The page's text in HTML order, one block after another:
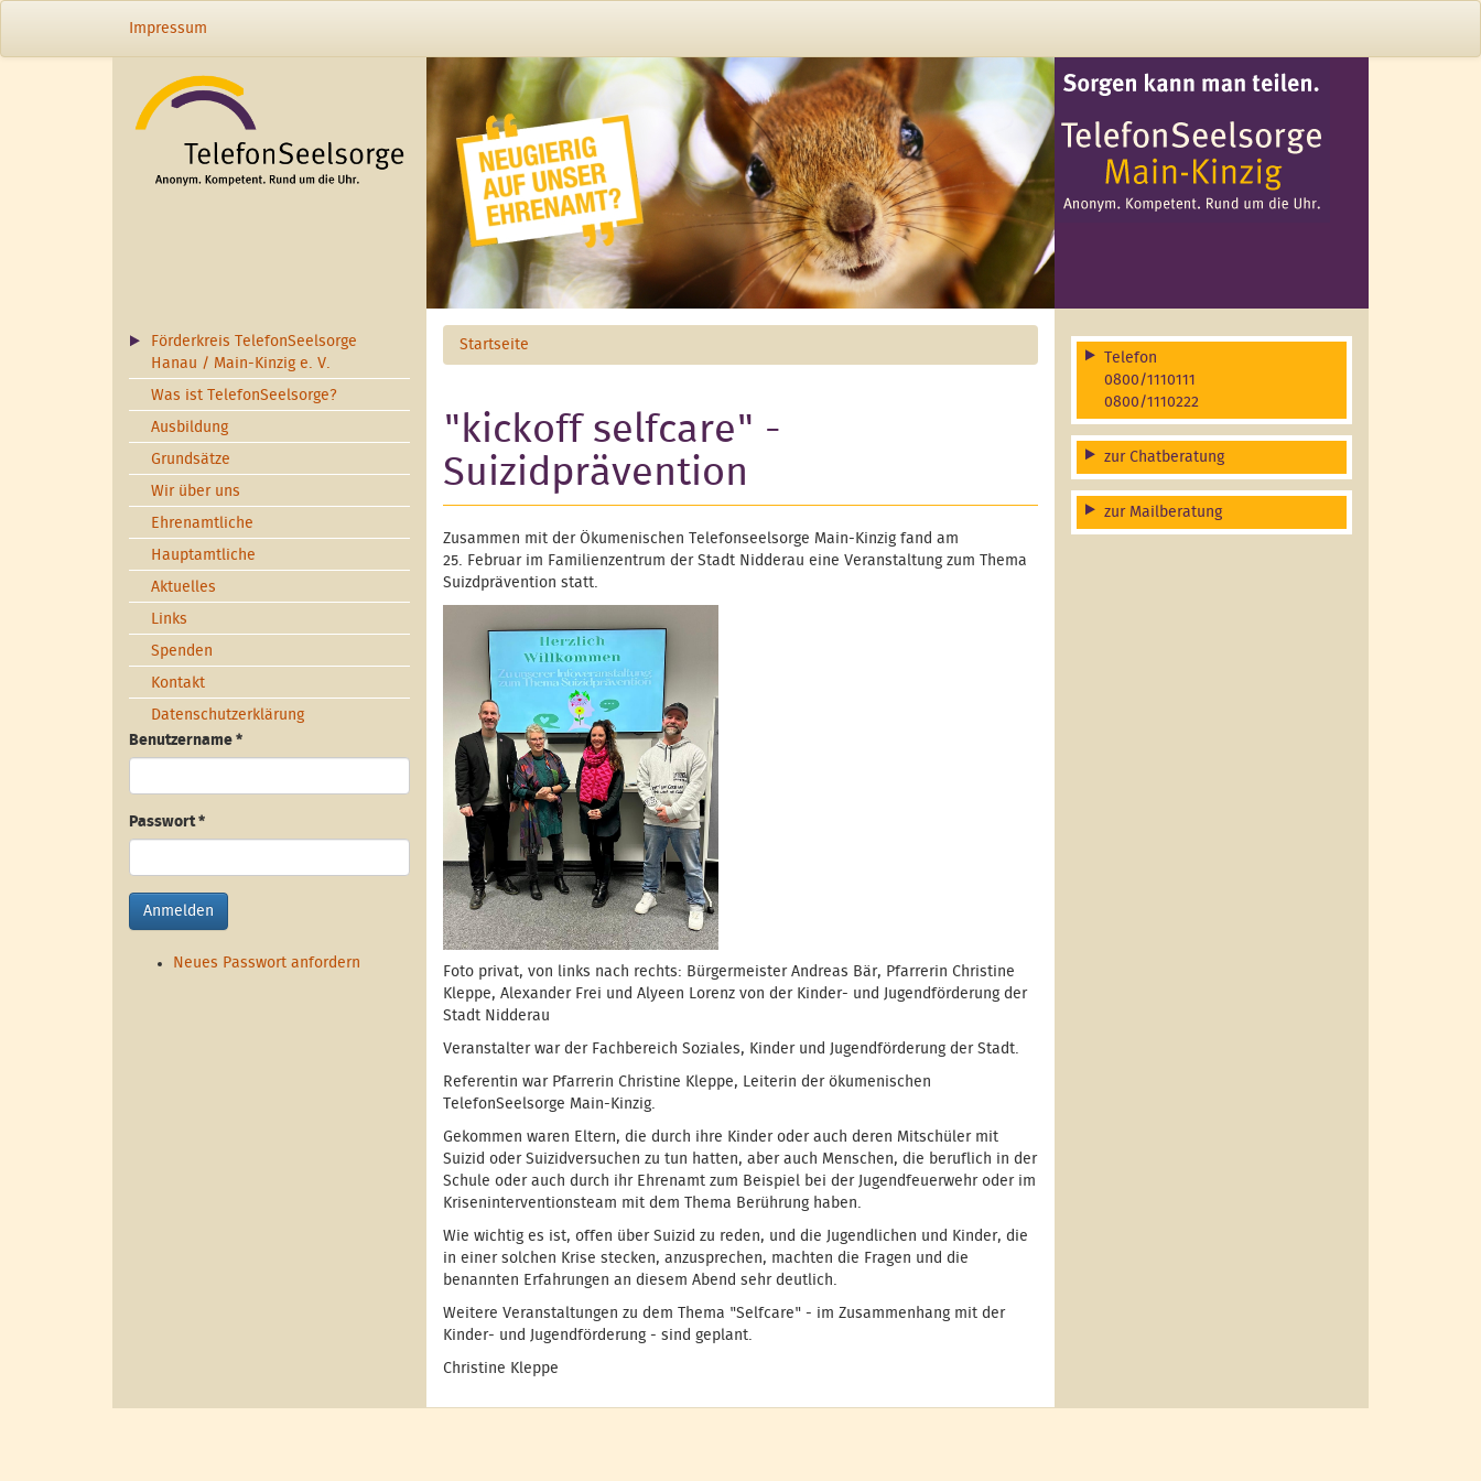
Impressum
Förderkreis TelefonSeelsorge
Hanau / Main-Kinzig e. V.
Was ist TelefonSeelsorge?
Ausbildung
Grundsätze
Wir über uns
Ehrenamtliche
Hauptamtliche
Aktuelles
Links
Spenden
Kontakt
Datenschutzerklärung
Benutzername *
Passwort*
Anmelden
Neues Passwort anfordern
Startseite
"kickoff selfcare" -
Suizidprävention
Zusammen mit der Ökumenischen Telefonseelsorge Main-Kinzig fand am
25. Februar im Familienzentrum der Stadt Nidderau eine Veranstaltung zum Thema
Suizdprävention statt.
Foto privat, von links nach rechts: Bürgermeister Andreas Bär, Pfarrerin Christine
Kleppe, Alexander Frei und Alyeen Lorenz von der Kinder- und Jugendförderung der
Stadt Nidderau
Veranstalter war der Fachbereich Soziales, Kinder und Jugendförderung der Stadt.
Referentin war Pfarrerin Christine Kleppe, Leiterin der ökumenischen
TelefonSeelsorge Main-Kinzig.
Gekommen waren Eltern, die durch ihre Kinder oder auch deren Mitschüler mit
Suizid oder Suizidversuchen zu tun hatten, aber auch Menschen, die beruflich in der
Schule oder auch durch ihr Ehrenamt zum Beispiel bei der Jugendfeuerwehr oder im
Kriseninterventionsteam mit dem Thema Berührung haben.
Wie wichtig es ist, offen über Suizid zu reden, und die Jugendlichen und Kinder, die
in einer solchen Krise stecken, anzusprechen, machten die Fragen und die
benannten Erfahrungen an diesem Abend sehr deutlich.
Weitere Veranstaltungen zu dem Thema "Selfcare" - im Zusammenhang mit der
Kinder- und Jugendförderung - sind geplant.
Christine Kleppe
Telefon
0800/1110111
0800/1110222
zur Chatberatung
zur Mailberatung